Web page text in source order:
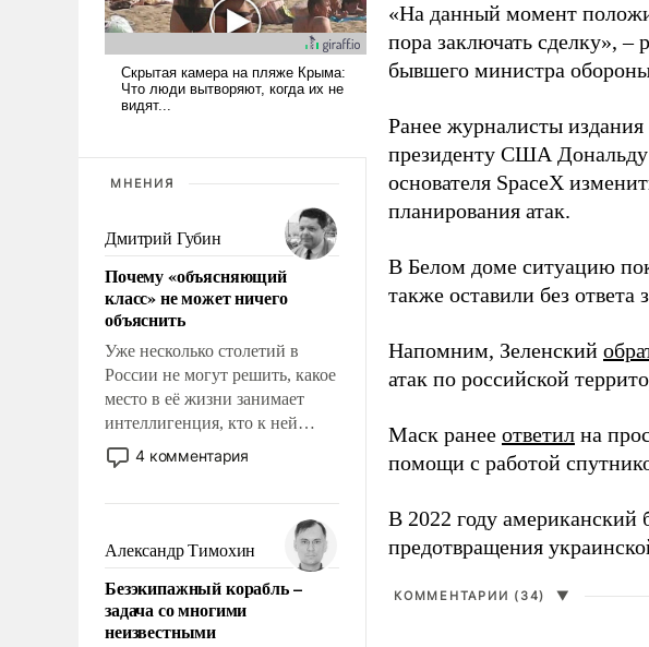
МНЕНИЯ
Дмитрий Губин
Почему «объясняющий
класс» не может ничего
объяснить
Уже несколько столетий в
России не могут решить, какое
место в её жизни занимает
интеллигенция, кто к ней
принадлежит, а кого из неё
исключили с правом
чем она отличается от просто
образованных людей. Иногда
казалось, что эти вопросы
решены раз и навсегда, но –
нет, не решены.
4 комментария
Александр Тимохин
Безэкипажный корабль –
задача со многими
неизвестными
«На данный момент
пора заключать сделку», –
бывшего министра
Ранее журналисты
президенту США Дональду
основателя SpaceX
планирования атак.
В Белом доме ситуацию
также оставили без ответа
Напомним, Зеленский
атак по российской
Маск ранее ответил на
помощи с работой
В 2022 году американский
предотвращения
КОММЕНТАРИИ (34) ▼